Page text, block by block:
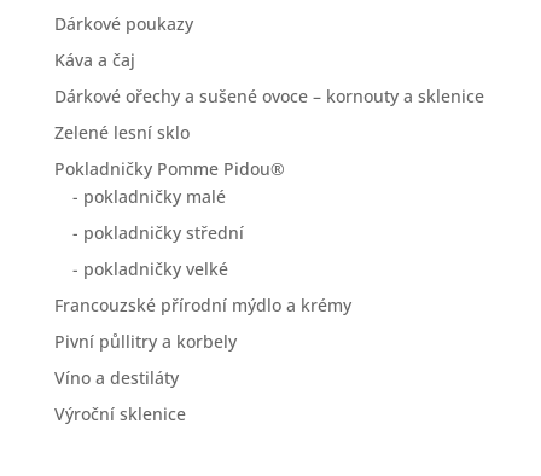
Dárkové poukazy
Káva a čaj
Dárkové ořechy a sušené ovoce – kornouty a sklenice
Zelené lesní sklo
Pokladničky Pomme Pidou®
- pokladničky malé
- pokladničky střední
- pokladničky velké
Francouzské přírodní mýdlo a krémy
Pivní půllitry a korbely
Víno a destiláty
Výroční sklenice